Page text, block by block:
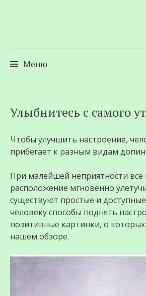
Меню
к
Улыбнитесь с самого
Чтобы улучшить настроение,
прибегает к разным видам
При малейшей неприятности
расположение мгновенно
существуют простые и
человеку способы поднять
позитивные картинки, о
нашем обзоре.